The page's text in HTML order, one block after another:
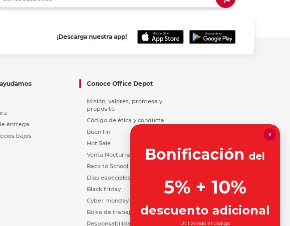
¡Descarga nuestra app!
entrega
bajos
Conoce Office Depot
Misión, valores, promesa y
propósito
Código de ética y conducta
Buen fin
Hot Sale
Venta Nocturna
Back to School
Días especiales
Black friday
Cyber monday
Bolsa de trabajo
Responsabilidad Social
×
Bonificación del
5% + 10%
descuento adicional
Utilizando el código